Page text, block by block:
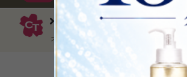
クラランス ボディク
ォーティング シルキー ボ